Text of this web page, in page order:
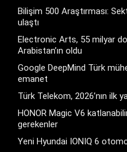
Bilişim 500 Araştırması:
ulaştı
Electronic Arts, 55 milyar
Arabistan’ın oldu
Google DeepMind Türk
emanet
Türk Telekom, 2026’nın ilk
HONOR Magic V6
gerekenler
Yeni Hyundai IONIQ 6